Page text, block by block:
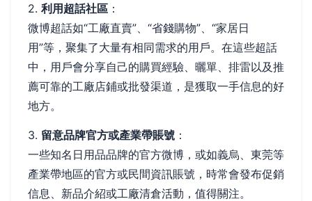
2. 利用超話社區 ：
微博超話如“工廠直賣”、“省錢購物”、“家居日
用”等，聚集了大量有相同需求的用戶。在這些超話
中，用戶會分享自己的購買經驗、曬單、排雷以及推
薦可靠的工廠店鋪或批發渠道，是獲取一手信息的好
地方。
3. 留意品牌官方或產業帶賬號 ：
一些知名日用品品牌的官方微博，或如義烏、東莞等
產業帶地區的官方或民間資訊賬號，時常會發布促銷
信息、新品介紹或工廠清倉活動，值得關注。